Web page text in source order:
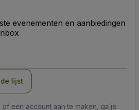
evenementen en aanbiedingen
lijst
een account aan te maken, ga je